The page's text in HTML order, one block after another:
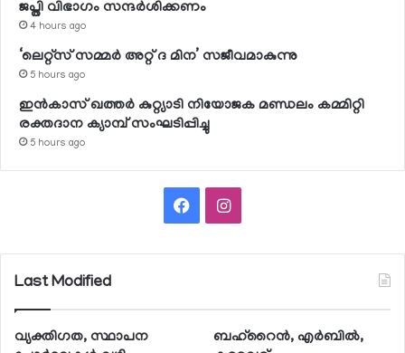
ജപ്തി വിഭാഗം സന്ദര്‍ശിക്കണം
4 hours ago
‘ലെറ്റ്‌സ് സമ്മര്‍ അറ്റ് ദ മിന’ സജീവമാകുന്നു
5 hours ago
ഇന്‍കാസ് ഖത്തര്‍ കുറ്റ്യാടി നിയോജക മണ്ഡലം കമ്മിറ്റി
രക്തദാന ക്യാമ്പ് സംഘടിപ്പിച്ചു
5 hours ago
FacebookInstagram
Last Modified
വ്യക്തിഗത, സ്ഥാപന
ബഹ്റൈന്‍, എര്‍ബില്‍,